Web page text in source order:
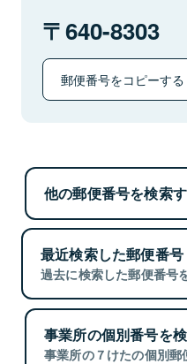
640-8303
郵便番号をコピーする
他の郵便番号を検索
最近検索した郵便番号
過去に検索した郵便番号
事業所の個別番号を
事業所の７けたの個別郵